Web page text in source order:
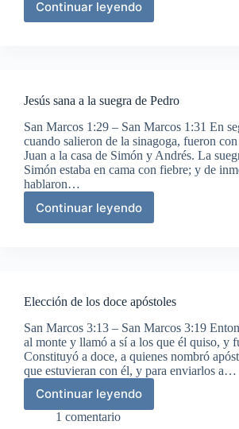
Continuar leyendo
Jesús
Jesús sana a la suegra de Pedro
San Marcos 1:29 – San Marcos 1:31 En
cuando salieron de la sinagoga, fueron
Juan a la casa de Simón y Andrés. La
Simón estaba en cama con fiebre; y de
hablaron…
Continuar leyendo
Jesús
Pedro
Elección de los doce apóstoles
San Marcos 3:13 – San Marcos 3:19
al monte y llamó a sí a los que él quiso, y
Constituyó a doce, a quienes nombró
que estuvieran con él, y para enviarlos a…
Continuar leyendo
Elección
de
1 comentario